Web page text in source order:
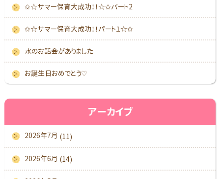
✩☆サマー保育大成功！！☆✩パート2
✩☆サマー保育大成功！！パート１☆✩
水のお話会がありました
お誕生日おめでとう♡
アーカイブ
2026年7月 (11)
2026年6月 (14)